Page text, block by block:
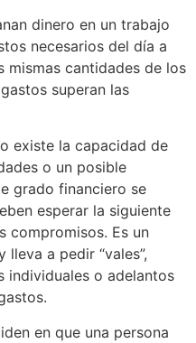
dinero en un trabajo
necesarios del día a
mismas cantidades de los
superan las
existe la capacidad de
o un posible
grado financiero se
esperar la siguiente
compromisos. Es un
a pedir “vales”,
individuales o adelantos
en que una persona